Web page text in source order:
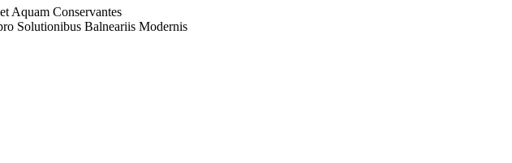
Aquam Conservantes
Solutionibus Balneariis Modernis